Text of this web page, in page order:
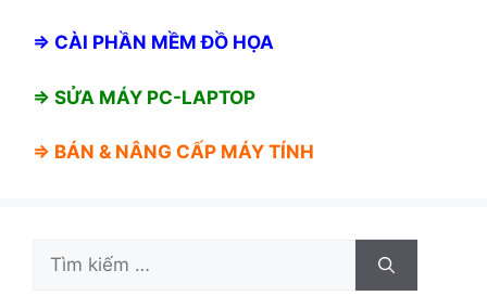
⇒ CÀI PHẦN MỀM ĐỒ HỌA
⇒ SỬA MÁY PC-LAPTOP
⇒ BÁN & NÂNG CẤP MÁY TÍNH
Tìm